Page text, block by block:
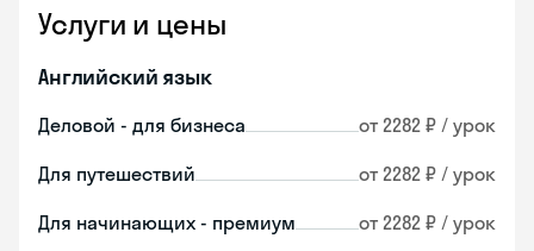
Услуги и цены
Английский язык
Деловой - для бизнеса от 2282 ₽ / урок
Для путешествий от 2282 ₽ / урок
Для начинающих - премиум от 2282 ₽ / урок